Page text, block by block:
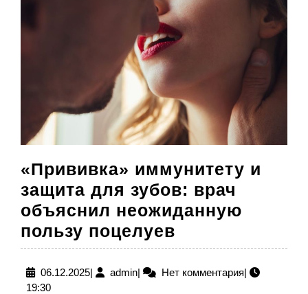
«Прививка» иммунитету и
защита для зубов: врач
объяснил неожиданную
пользу поцелуев
иммунитету
и
06.12.202506.12.2025
| adminadmin
| Нет комментария|
19:30